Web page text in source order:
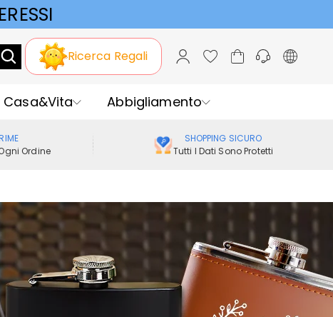
Ricerca Regali
Casa&Vita Abbigliamento
Ordine
SHOPPING SICURO
Tutti I Dati Sono Protetti